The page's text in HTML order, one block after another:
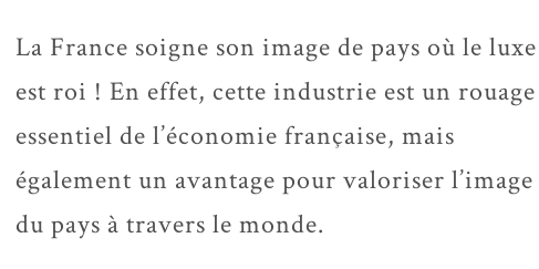
La France soigne son image de pays où le luxe
est roi ! En effet, cette industrie est un rouage
essentiel de l’économie française, mais
également un avantage pour valoriser l’image
du pays à travers le monde.